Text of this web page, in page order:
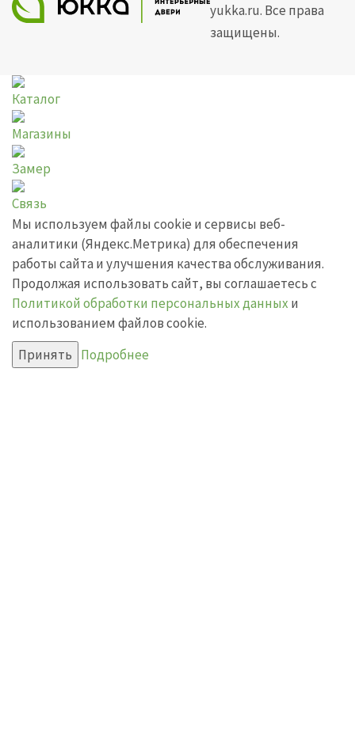
yukka.ru. Все права
защищены.
Каталог
Магазины
Замер
Связь
Мы используем файлы cookie и сервисы веб-
аналитики (Яндекс.Метрика) для обеспечения
работы сайта и улучшения качества обслуживания.
Продолжая использовать сайт, вы соглашаетесь с
Политикой обработки персональных данных и
использованием файлов cookie.
Принять Подробнее